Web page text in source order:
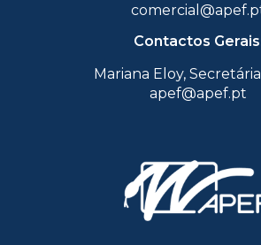
Contactos
Mariana Eloy, Secretária
apef@apef.pt